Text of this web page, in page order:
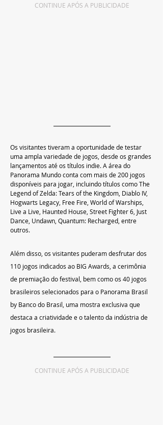
CONTINUE APÓS A PUBLICIDADE
Os visitantes tiveram a oportunidade de testar
uma ampla variedade de jogos, desde os grandes
lançamentos até os títulos indie. A área do
Panorama Mundo conta com mais de 200 jogos
disponíveis para jogar, incluindo títulos como The
Legend of Zelda: Tears of the Kingdom, Diablo IV,
Hogwarts Legacy, Free Fire, World of Warships,
Live a Live, Haunted House, Street Fighter 6, Just
Dance, Undawn, Quantum: Recharged, entre
outros.
Além disso, os visitantes puderam desfrutar dos
110 jogos indicados ao BIG Awards, a cerimônia
de premiação do festival, bem como os 40 jogos
brasileiros selecionados para o Panorama Brasil
by Banco do Brasil, uma mostra exclusiva que
destaca a criatividade e o talento da indústria de
jogos brasileira.
CONTINUE APÓS A PUBLICIDADE